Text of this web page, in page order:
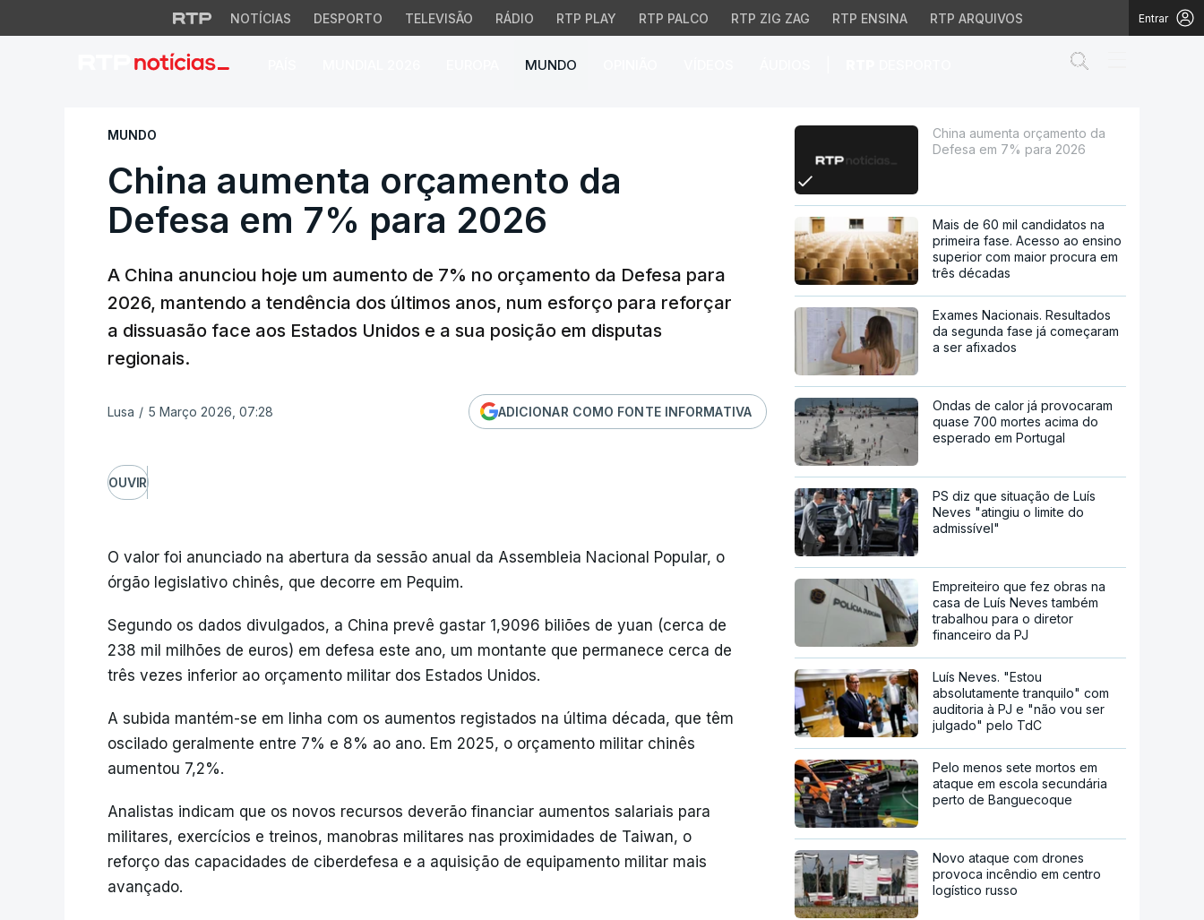
NOTÍCIAS DESPORTO TELEVISÃO RÁDIO RTP PLAY RTP PALCO RTP ZIG ZAG RTP ENSINA RTP ARQUIVOS Entrar
MUNDO
China aumenta orçamento da Defesa em 7% para 2026
MUNDO
China aumenta orçamento da
Defesa em 7% para 2026
A China anunciou hoje um aumento de 7% no orçamento da Defesa para
2026, mantendo a tendência dos últimos anos, num esforço para reforçar
a dissuasão face aos Estados Unidos e a sua posição em disputas
regionais.
Lusa / 5 Março 2026, 07:28 ADICIONAR COMO FONTE INFORMATIVA
OUVIR
O valor foi anunciado na abertura da sessão anual da Assembleia Nacional Popular, o
órgão legislativo chinês, que decorre em Pequim.
Segundo os dados divulgados, a China prevê gastar 1,9096 biliões de yuan (cerca de
238 mil milhões de euros) em defesa este ano, um montante que permanece cerca de
três vezes inferior ao orçamento militar dos Estados Unidos.
A subida mantém-se em linha com os aumentos registados na última década, que têm
oscilado geralmente entre 7% e 8% ao ano. Em 2025, o orçamento militar chinês
aumentou 7,2%.
Analistas indicam que os novos recursos deverão financiar aumentos salariais para
militares, exercícios e treinos, manobras militares nas proximidades de Taiwan, o
reforço das capacidades de ciberdefesa e a aquisição de equipamento militar mais
avançado.
China aumenta orçamento da
Defesa em 7% para 2026
Mais de 60 mil candidatos na
primeira fase. Acesso ao ensino
superior com maior procura em
três décadas
Exames Nacionais. Resultados
da segunda fase já começaram
a ser afixados
Ondas de calor já provocaram
quase 700 mortes acima do
esperado em Portugal
PS diz que situação de Luís
Neves "atingiu o limite do
admissível"
Empreiteiro que fez obras na
casa de Luís Neves também
trabalhou para o diretor
financeiro da PJ
Luís Neves. "Estou
absolutamente tranquilo" com
auditoria à PJ e "não vou ser
julgado" pelo TdC
Pelo menos sete mortos em
ataque em escola secundária
perto de Banguecoque
Novo ataque com drones
provoca incêndio em centro
logístico russo